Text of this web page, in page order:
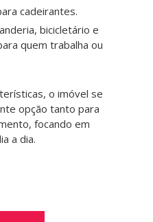
cadeirantes.
bicicletário e
quem trabalha ou
o imóvel se
opção tanto para
focando em
a dia.